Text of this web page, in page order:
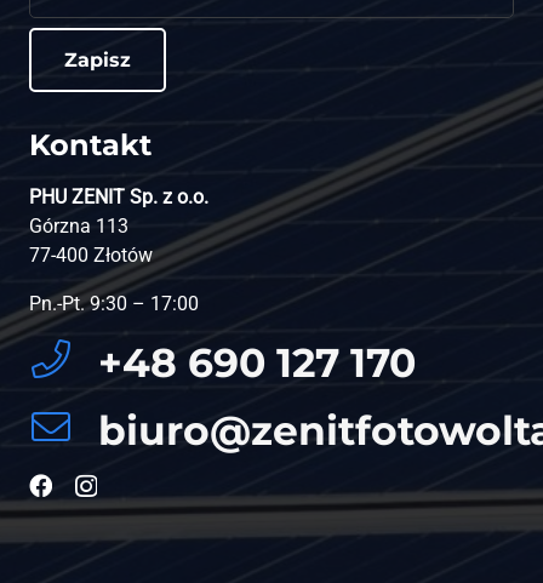
Zapisz
Kontakt
PHU ZENIT Sp. z o.o.
Górzna 113
77-400 Złotów
Pn.-Pt. 9:30 – 17:00
+48 690 127 170